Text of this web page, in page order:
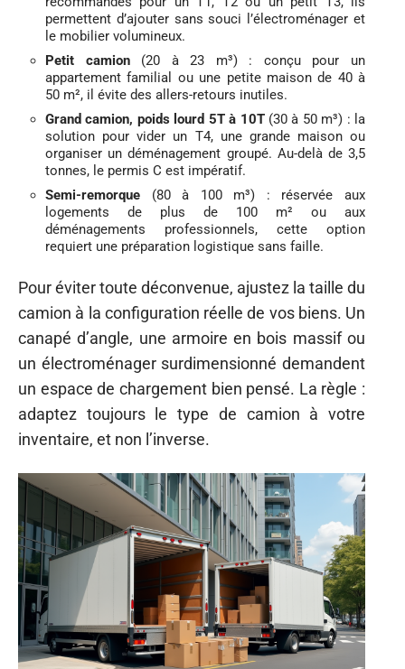
permettent d’ajouter sans souci l’électroménager et
le mobilier volumineux.
Petit camion(20 à 23 m³) : conçu pour un
appartement familial ou une petite maison de 40 à
50 m², il évite des allers-retours inutiles.
Grand camion, poids lourd 5T à 10T(30 à 50 m³) : la
solution pour vider un T4, une grande maison ou
organiser un déménagement groupé. Au-delà de 3,5
tonnes, le permis C est impératif.
Semi-remorque (80 à 100 m³) : réservée aux
logements de plus de 100 m² ou aux
déménagements professionnels, cette option
requiert une préparation logistique sans faille.
Pour éviter toute déconvenue, ajustez la taille du
camion à la configuration réelle de vos biens. Un
canapé d’angle, une armoire en bois massif ou
un électroménager surdimensionné demandent
un espace de chargement bien pensé. La règle :
adaptez toujours le type de camion à votre
inventaire, et non l’inverse.